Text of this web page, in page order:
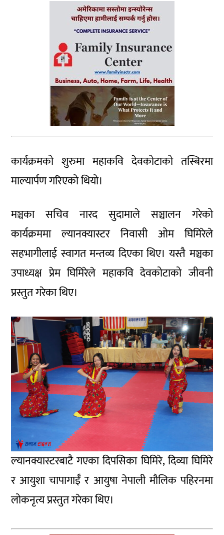
कार्यक्रमको शुरुमा महाकवि देवकोटाको तस्बिरमा
माल्यार्पण गरिएको थियो।
मञ्चका सचिव नारद सुदामाले सञ्चालन गरेको
कार्यक्रममा ल्यानक्यास्टर निवासी ओम घिमिरेले
सहभागीलाई स्वागत मन्तव्य दिएका थिए। यस्तै मञ्चका
उपाध्यक्ष प्रेम घिमिरेले महाकवि देवकोटाको जीवनी
प्रस्तुत गरेका थिए।
ल्यानक्यास्टरबाटै गएका दिपसिका घिमिरे, दिव्या घिमिरे
र आयुशा चापागाईँ र आयुषा नेपाली मौलिक पहिरनमा
लोकनृत्य प्रस्तुत गरेका थिए।